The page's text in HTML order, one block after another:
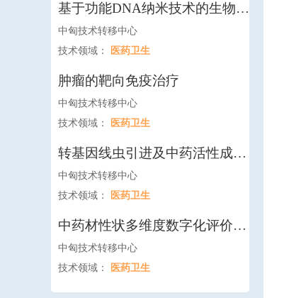
基于功能DNA纳米技术的生物传
感器技术
中匈技术转移中心
技术领域：
医药卫生
肿瘤的靶向免疫治疗
中匈技术转移中心
技术领域：
医药卫生
转基因线虫引进及中药活性成分
的药理学机制研究
中匈技术转移中心
技术领域：
医药卫生
中药材性状多维度数字化评价技
术研究
中匈技术转移中心
技术领域：
医药卫生